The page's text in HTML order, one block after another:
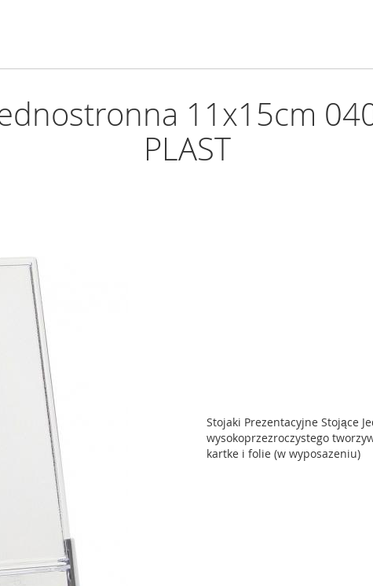
11x15cm
PLAST
Stojaki Prezentacyjne Stojące
wysokoprzezroczystego
kartke i folie (w wyposazeniu)